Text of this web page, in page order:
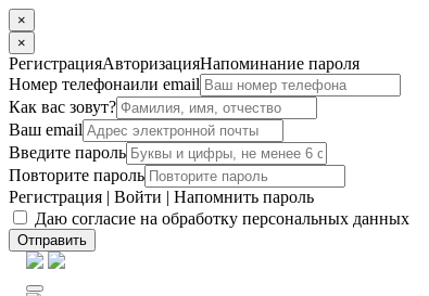
×
×
РегистрацияАвторизацияНапоминание пароля
Номер телефонаили email
Как вас зовут?
Ваш email
Введите пароль
Повторите пароль
Регистрация | Войти | Напомнить пароль
Даю согласие на обработку персональных данных
Отправить